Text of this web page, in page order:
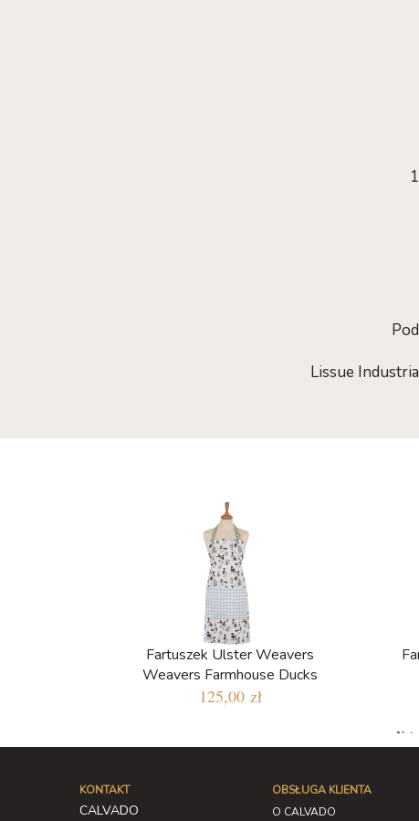
Lissue
Fartuszek Ulster Weavers
Weavers Farmhouse Ducks
125,00 zł
KONTAKT
CALVADO
OBSŁUGA KLIENTA
O CALVADO